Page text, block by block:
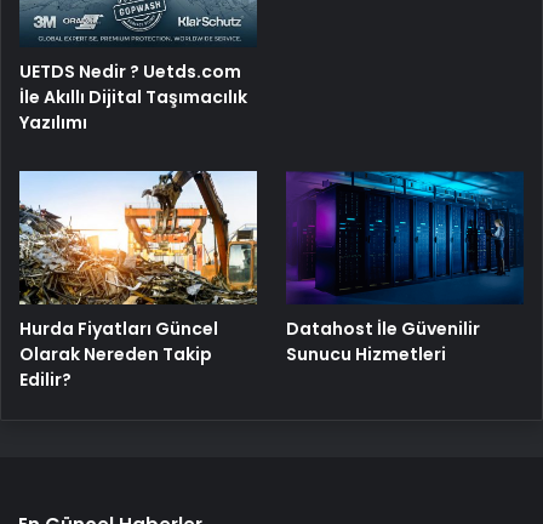
UETDS Nedir ? Uetds.com
İle Akıllı Dijital Taşımacılık
Yazılımı
Hurda Fiyatları Güncel
Olarak Nereden Takip
Edilir?
Datahost İle Güvenilir
Sunucu Hizmetleri